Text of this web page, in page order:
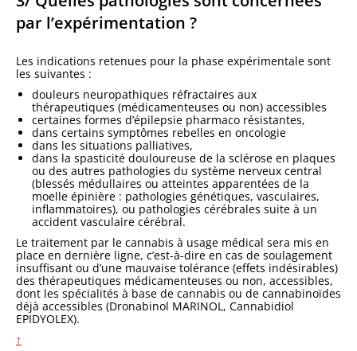
par l’expérimentation ?
Les indications retenues pour la phase expérimentale sont
les suivantes :
douleurs neuropathiques réfractaires aux
thérapeutiques (médicamenteuses ou non) accessibles
certaines formes d’épilepsie pharmaco résistantes,
dans certains symptômes rebelles en oncologie
dans les situations palliatives,
dans la spasticité douloureuse de la sclérose en plaques
ou des autres pathologies du système nerveux central
(blessés médullaires ou atteintes apparentées de la
moelle épinière : pathologies génétiques, vasculaires,
inflammatoires), ou pathologies cérébrales suite à un
accident vasculaire cérébral.
Le traitement par le cannabis à usage médical sera mis en
place en dernière ligne, c’est-à-dire en cas de soulagement
insuffisant ou d’une mauvaise tolérance (effets indésirables)
des thérapeutiques médicamenteuses ou non, accessibles,
dont les spécialités à base de cannabis ou de cannabinoïdes
déjà accessibles (Dronabinol MARINOL, Cannabidiol
EPIDYOLEX).
↑